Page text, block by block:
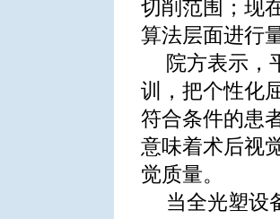
切削范围；现
算法层面进行
院方表示，
训，把个性化
符合条件的患
意味着术后视
觉质量。
当全光塑设